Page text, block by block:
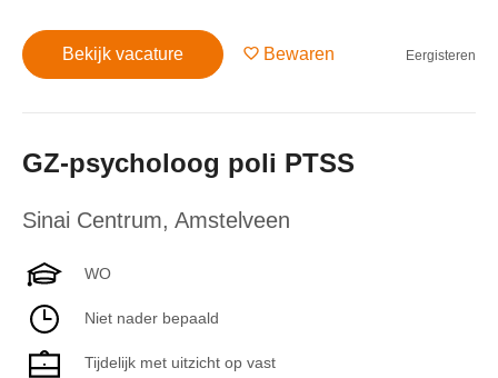
Bekijk vacature Bewaren Eergisteren
GZ-psycholoog poli PTSS
Sinai Centrum, Amstelveen
WO
Niet nader bepaald
Tijdelijk met uitzicht op vast